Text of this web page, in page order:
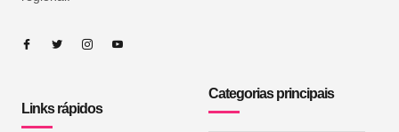
Links rápidos
Categorias principais